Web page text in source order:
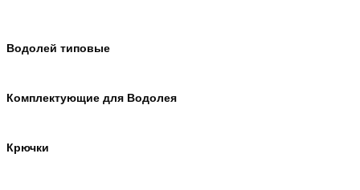
Водолей типовые
Комплектующие для Водолея
Крючки